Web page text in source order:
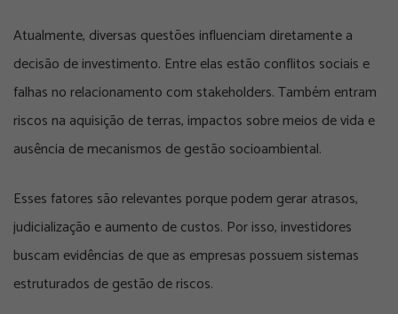
Atualmente, diversas questões influenciam diretamente a
decisão de investimento. Entre elas estão conflitos sociais e
falhas no relacionamento com stakeholders. Também entram
riscos na aquisição de terras, impactos sobre meios de vida e
ausência de mecanismos de gestão socioambiental.
Esses fatores são relevantes porque podem gerar atrasos,
judicialização e aumento de custos. Por isso, investidores
buscam evidências de que as empresas possuem sistemas
estruturados de gestão de riscos.